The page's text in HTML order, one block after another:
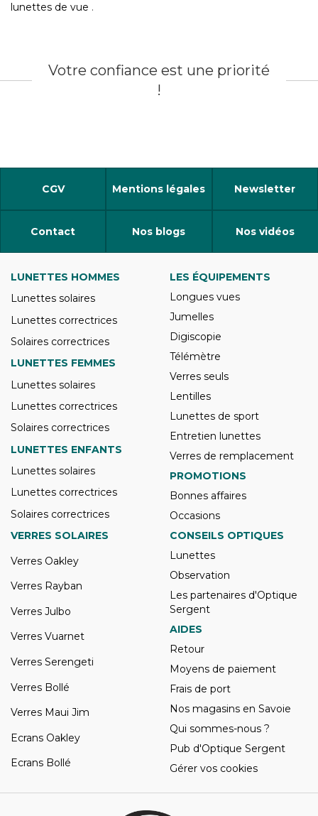
lunettes de vue .
Votre confiance est une priorité
!
CGV Mentions légales Newsletter
Contact Nos blogs Nos vidéos
LUNETTES HOMMES
Lunettes solaires
Lunettes correctrices
Solaires correctrices
LUNETTES FEMMES
Lunettes solaires
Lunettes correctrices
Solaires correctrices
LUNETTES ENFANTS
Lunettes solaires
Lunettes correctrices
Solaires correctrices
LES ÉQUIPEMENTS
Longues vues
Jumelles
Digiscopie
Télémètre
Verres seuls
Lentilles
Lunettes de sport
Entretien lunettes
Verres de remplacement
PROMOTIONS
Bonnes affaires
Occasions
VERRES SOLAIRES
Verres Oakley
Verres Rayban
Verres Julbo
Verres Vuarnet
Verres Serengeti
Verres Bollé
Verres Maui Jim
Ecrans Oakley
Ecrans Bollé
CONSEILS OPTIQUES
Lunettes
Observation
Les partenaires d'Optique
Sergent
AIDES
Retour
Moyens de paiement
Frais de port
Nos magasins en Savoie
Qui sommes-nous ?
Pub d'Optique Sergent
Gérer vos cookies